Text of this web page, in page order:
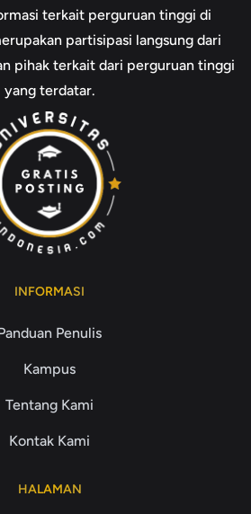
terkait perguruan tinggi di
partisipasi langsung dari
pihak terkait dari perguruan tinggi
yang terdatar.
INFORMASI
Penulis
Kampus
Tentang Kami
Kontak Kami
HALAMAN